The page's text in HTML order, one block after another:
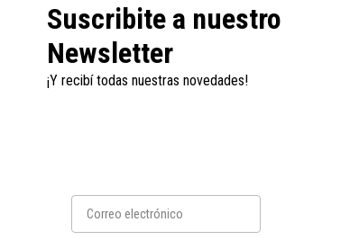
Suscribite a nuestro
Newsletter
¡Y recibí todas nuestras novedades!